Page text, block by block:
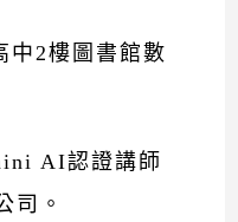
中2樓圖書館數
AI認證講師
司。